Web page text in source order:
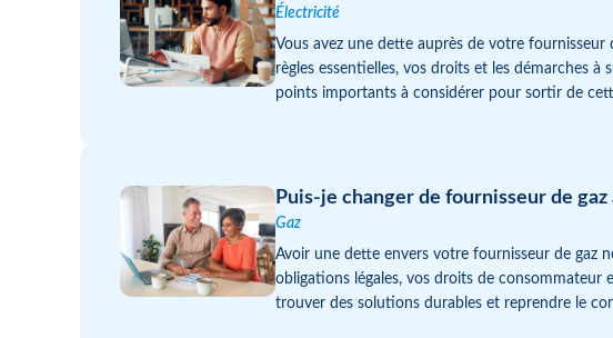
Électricité
Vous avez une dette auprès de votre
règles essentielles, vos droits et les démarches
points importants à considérer pour sortir de
Puis-je changer de fournisseur de
Gaz
Avoir une dette envers votre fournisseur de gaz
obligations légales, vos droits de consommateur
trouver des solutions durables et reprendre le